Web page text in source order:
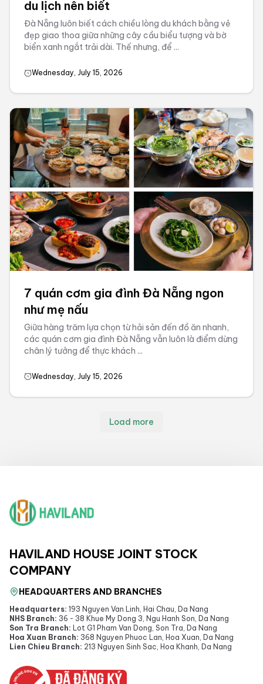
du lịch nên biết
Đà Nẵng luôn biết cách chiều lòng du khách bằng vẻ
đẹp giao thoa giữa những cây cầu biểu tượng và bờ
biển xanh ngắt trải dài. Thế nhưng, để ...
Wednesday, July 15, 2026
7 quán cơm gia đình Đà Nẵng ngon
như mẹ nấu
Giữa hàng trăm lựa chọn từ hải sản đến đồ ăn nhanh,
các quán cơm gia đình Đà Nẵng vẫn luôn là điểm dừng
chân lý tưởng để thực khách ...
Wednesday, July 15, 2026
Load more
HAVILAND HOUSE JOINT STOCK
COMPANY
HEADQUARTERS AND BRANCHES
Headquarters: 193 Nguyen Van Linh, Hai Chau, Da Nang
NHS Branch: 36 - 38 Khue My Dong 3, Ngu Hanh Son, Da Nang
Son Tra Branch: Lot G1 Pham Van Dong, Son Tra, Da Nang
Hoa Xuan Branch: 368 Nguyen Phuoc Lan, Hoa Xuan, Da Nang
Lien Chieu Branch: 213 Nguyen Sinh Sac, Hoa Khanh, Da Nang